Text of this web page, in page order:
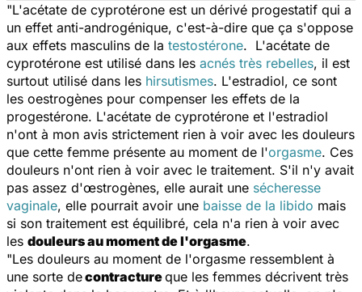
"L'acétate de cyprotérone est un dérivé progestatif qui a
un effet anti-androgénique, c'est-à-dire que ça s'oppose
aux effets masculins de la testostérone. L'acétate de
cyprotérone est utilisé dans les acnés très rebelles, il est
surtout utilisé dans les hirsutismes. L'estradiol, ce sont
les oestrogènes pour compenser les effets de la
progestérone. L'acétate de cyprotérone et l'estradiol
n'ont à mon avis strictement rien à voir avec les douleurs
que cette femme présente au moment de l'orgasme. Ces
douleurs n'ont rien à voir avec le traitement. S'il n'y avait
pas assez d'œstrogènes, elle aurait une sécheresse
vaginale, elle pourrait avoir une baisse de la libido mais
si son traitement est équilibré, cela n'a rien à voir avec
les douleurs au moment de l'orgasme.
"Les douleurs au moment de l'orgasme ressemblent à
une sorte decontractureque les femmes décrivent très